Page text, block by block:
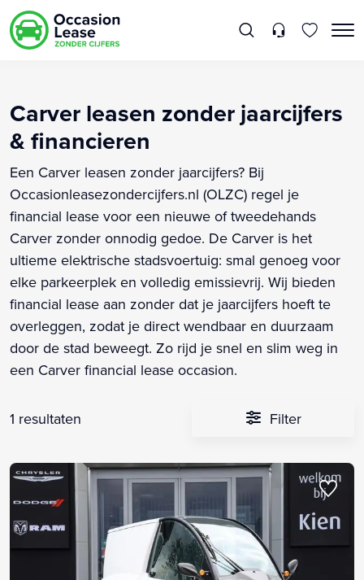
Carver leasen zonder jaarcijfers
& financieren
Een Carver leasen zonder jaarcijfers? Bij
Occasionleasezondercijfers.nl (OLZC) regel je
financial lease voor een nieuwe of tweedehands
Carver zonder onnodig gedoe. De Carver is het
ultieme elektrische stadsvoertuig: smal genoeg voor
elke parkeerplek en volledig emissievrij. Wij bieden
financial lease aan zonder dat je jaarcijfers hoeft te
overleggen, zodat je direct wendbaar en duurzaam
door de stad beweegt. Zo rijd je snel en slim weg in
een Carver financial lease occasion.
1 resultaten Filter